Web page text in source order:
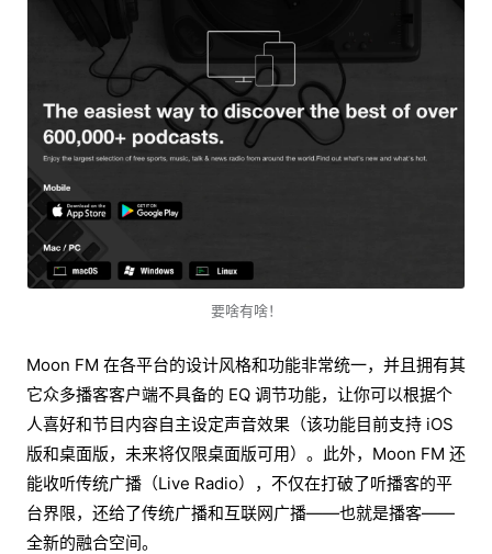
要啥有啥！
Moon FM 在各平台的设计风格和功能非常统一，并且拥有其
它众多播客客户端不具备的 EQ 调节功能，让你可以根据个
人喜好和节目内容自主设定声音效果（该功能目前支持 iOS
版和桌面版，未来将仅限桌面版可用）。此外，Moon FM 还
能收听传统广播（Live Radio），不仅在打破了听播客的平
台界限，还给了传统广播和互联网广播——也就是播客——
全新的融合空间。